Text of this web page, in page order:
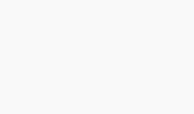
tuotannon laajuus ja laitteiden
ulkopuolelta, jotta seisokit
kalibroinnin, jäljitettävyyden ja
tuotantoa häiritsemättä